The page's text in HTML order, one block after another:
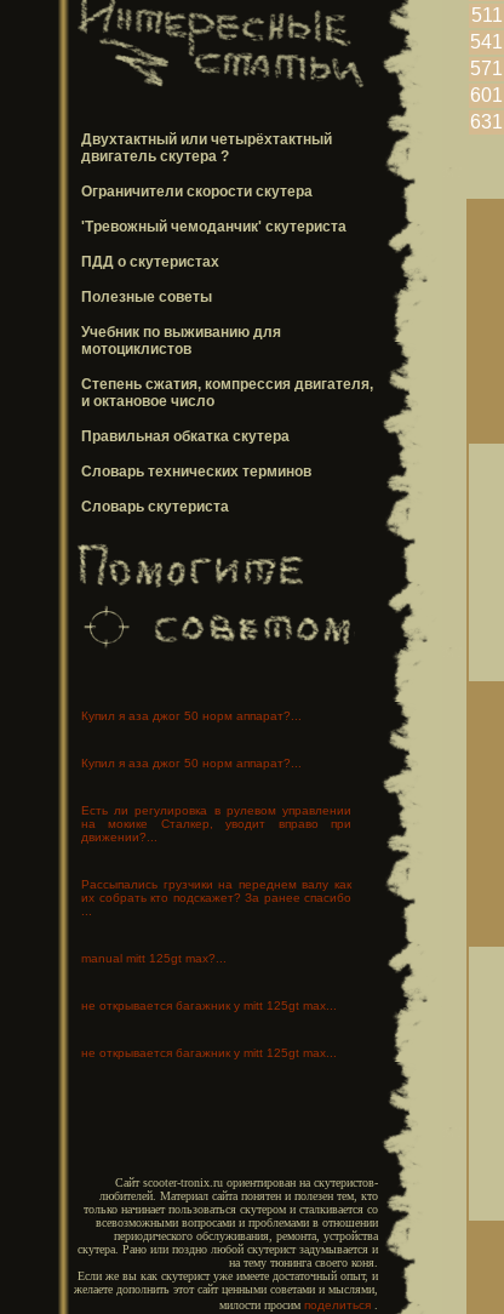
Двухтактный или четырёхтактный
двигатель скутера ?
Ограничители скорости скутера
'Тревожный чемоданчик' скутериста
ПДД о скутеристах
Полезные советы
Учебник по выживанию для
мотоциклистов
Степень сжатия, компрессия двигателя,
и октановое число
Правильная обкатка скутера
Словарь технических терминов
Словарь скутериста
Купил я аза джог 50 норм аппарат?...
Купил я аза джог 50 норм аппарат?...
Есть ли регулировка в рулевом управлении
на мокике Сталкер, уводит вправо при
движении?...
Рассыпались грузчики на переднем валу как
их собрать кто подскажет? За ранее спасибо
...
manual mitt 125gt max?...
не открывается багажник у mitt 125gt max...
не открывается багажник у mitt 125gt max...
Сайт scooter-tronix.ru ориентирован на скутеристов-
любителей. Материал сайта понятен и полезен тем, кто
только начинает пользоваться скутером и сталкивается со
всевозможными вопросами и проблемами в отношении
периодического обслуживания, ремонта, устройства
скутера. Рано или поздно любой скутерист задумывается и
на тему тюнинга своего коня.
Если же вы как скутерист уже имеете достаточный опыт, и
желаете дополнить этот сайт ценными советами и мыслями,
милости просим поделиться .
511
541
571
601
631